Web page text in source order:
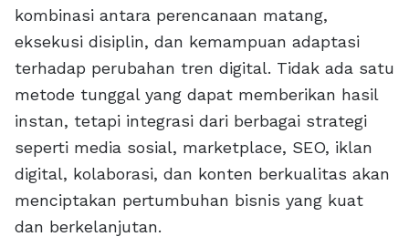
kombinasi antara perencanaan matang,
eksekusi disiplin, dan kemampuan adaptasi
terhadap perubahan tren digital. Tidak ada satu
metode tunggal yang dapat memberikan hasil
instan, tetapi integrasi dari berbagai strategi
seperti media sosial, marketplace, SEO, iklan
digital, kolaborasi, dan konten berkualitas akan
menciptakan pertumbuhan bisnis yang kuat
dan berkelanjutan.